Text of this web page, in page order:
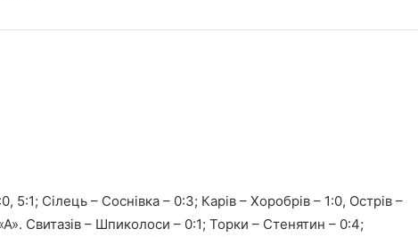
5:1; Сілець – Соснівка – 0:3; Карів – Хоробрів – 1:0, Острів –
Свитазів – Шпиколоси – 0:1; Торки – Стенятин – 0:4;